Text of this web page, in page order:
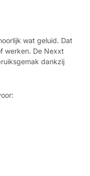
wat geluid. Dat
werken. De Nexxt
dankzij